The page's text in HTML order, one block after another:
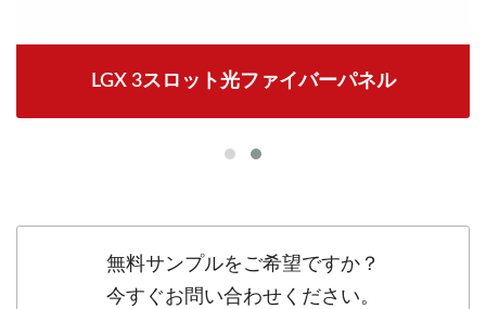
LGX 3スロット光ファイバーパネル
無料サンプルをご希望ですか？
今すぐお問い合わせください。